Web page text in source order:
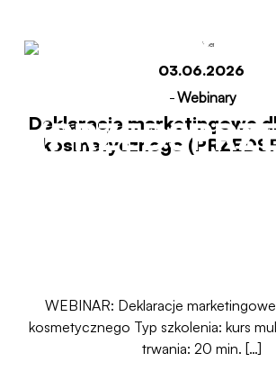
03.06.2026
-Webinary
Deklaracje marketingowe
kosmetycznego
WEBINAR: Deklaracje
kosmetycznego Typ szkolenia: kurs
trwania: 20 min. […]